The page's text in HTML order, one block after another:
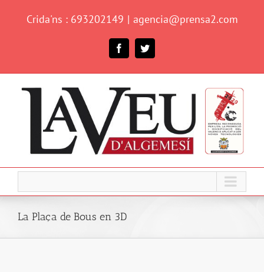
Crida'ns : 693202149 | agencia@prensa2.com
FacebookTwitter
La Plaça de Bous en 3D